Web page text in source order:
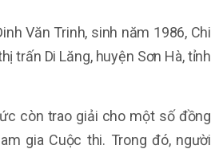
Văn Trinh, sinh năm 1986, Chi
trấn Di Lăng, huyện Sơn Hà, tỉnh
còn trao giải cho một số đồng
gia Cuộc thi. Trong đó, người